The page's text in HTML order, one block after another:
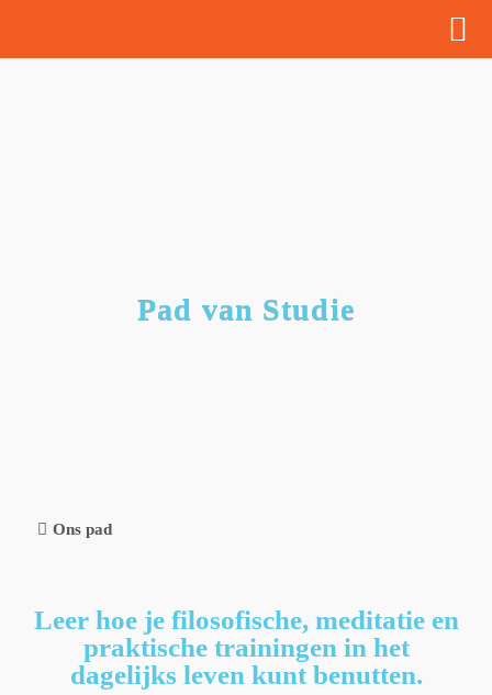
Pad van Studie
Ons pad
Leer hoe je filosofische, meditatie en
praktische trainingen in het
dagelijks leven kunt benutten.